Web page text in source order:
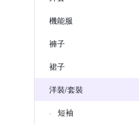
機能服
褲子
裙子
洋裝/套裝
短袖